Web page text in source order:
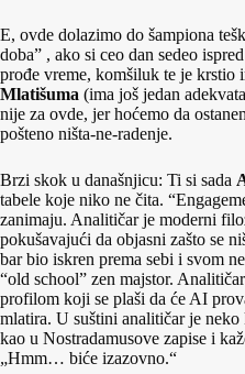
E, ovde dolazimo do šampiona
doba” , ako si ceo dan sedeo
prođe vreme, komšiluk te je
Mlatišuma (ima još jedan
nije za ovde, jer hoćemo da
pošteno ništa-ne-radenje.
Brzi skok u današnjicu: Ti si sada
tabele koje niko ne čita.
zanimaju. Analitičar je moderni
pokušavajući da objasni zašto se
bar bio iskren prema sebi i svom
“old school” zen majstor.
profilom koji se plaši da će AI
mlatira. U suštini analitičar je
kao u Nostradamusove zapise i
„Hmm… biće izazovno.“